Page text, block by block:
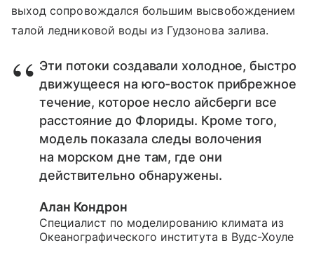
выход сопровождался большим высвобождением
талой ледниковой воды из Гудзонова залива.
Эти потоки создавали холодное, быстро
движущееся на юго-востокприбрежное
течение, которое несло айсберги все
расстояние до Флориды. Кроме того,
модель показала следы волочения
на морском дне там, где они
действительно обнаружены.
Алан Кондрон
Специалист по моделированию климата из
Океанографического института в Вудс-Хоуле